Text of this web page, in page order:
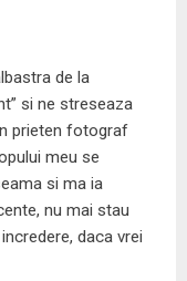
de la
si ne streseaza
prieten fotograf
meu se
si ma ia
nu mai stau
daca vrei